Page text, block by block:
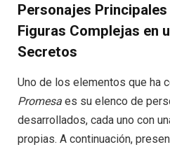
Personajes Principales
Figuras Complejas en
Secretos
Uno de los elementos que ha
Promesa es su elenco de
desarrollados, cada uno con
propias. A continuación,